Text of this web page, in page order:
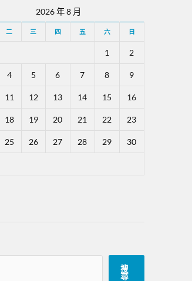
2026 年 8 月
二 三 四 五 六 日
1 2
4 5 6 7 8 9
11 12 13 14 15 16
18 19 20 21 22 23
25 26 27 28 29 30
搜
尋